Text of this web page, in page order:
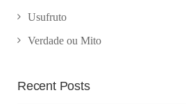
Usufruto
Verdade ou Mito
Recent Posts